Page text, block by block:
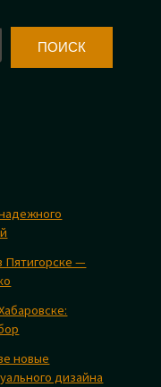
ПОИСК
Пятигорске —
новые
дизайна